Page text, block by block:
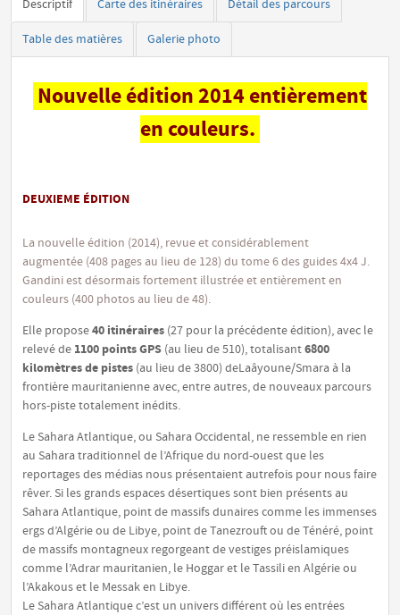
Descriptif Carte des itinéraires Détail des parcours
Table des matières Galerie photo
Nouvelle édition 2014 entièrement
en couleurs.
DEUXIEME ÉDITION
La nouvelle édition (2014), revue et considérablement
augmentée (408 pages au lieu de 128) du tome 6 des guides 4x4 J.
Gandini est désormais fortement illustrée et entièrement en
couleurs (400 photos au lieu de 48).
Elle propose40 itinéraires (27 pour la précédente édition), avec le
relevé de 1100 points GPS (au lieu de 510), totalisant6800
kilomètres de pistes (au lieu de 3800) deLaâyoune/Smara à la
frontière mauritanienne avec, entre autres, de nouveaux parcours
hors-piste totalement inédits.
Le Sahara Atlantique, ou Sahara Occidental, ne ressemble en rien
au Sahara traditionnel de l’Afrique du nord-ouest que les
reportages des médias nous présentaient autrefois pour nous faire
rêver. Si les grands espaces désertiques sont bien présents au
Sahara Atlantique, point de massifs dunaires comme les immenses
ergs d’Algérie ou de Libye, point de Tanezrouft ou de Ténéré, point
de massifs montagneux regorgeant de vestiges préislamiques
comme l’Adrar mauritanien, le Hoggar et le Tassili en Algérie ou
l’Akakous et le Messak en Libye.
Le Sahara Atlantique c’est un univers différent où les entrées